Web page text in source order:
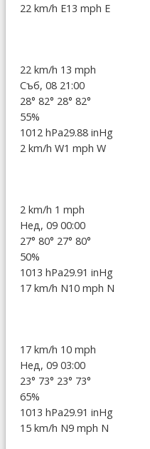
22 km/h E13 mph E
22 km/h 13 mph
Съб, 08 21:00
28° 82° 28° 82°
55%
1012 hPa29.88 inHg
2 km/h W1 mph W
2 km/h 1 mph
Нед, 09 00:00
27° 80° 27° 80°
50%
1013 hPa29.91 inHg
17 km/h N10 mph N
17 km/h 10 mph
Нед, 09 03:00
23° 73° 23° 73°
65%
1013 hPa29.91 inHg
15 km/h N9 mph N